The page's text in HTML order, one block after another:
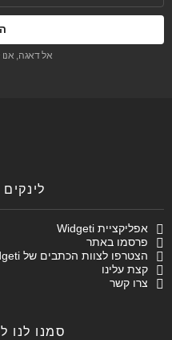
אל דאגה,
אפליקציית Widgeti
פרסמו באתר
הצטרפו לצוות הכתבים של Widgeti
קצת עלינו
צרו קשר
סמנו לנו